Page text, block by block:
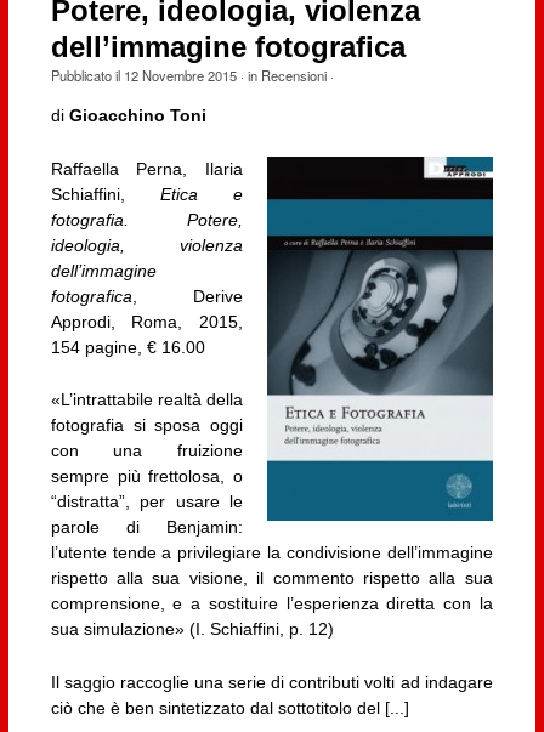
Potere, ideologia, violenza
dell’immagine fotografica
Pubblicato il 12 Novembre 2015· in Recensioni·
di Gioacchino Toni
Raffaella Perna, Ilaria
Schiaffini, Etica e
fotografia. Potere,
ideologia, violenza
dell’immagine
fotografica , Derive
Approdi, Roma, 2015,
154 pagine, € 16.00
«L’intrattabile realtà della
fotografia si sposa oggi
con una fruizione
sempre più frettolosa, o
“distratta”, per usare le
parole di Benjamin:
l’utente tende a privilegiare la condivisione dell’immagine
rispetto alla sua visione, il commento rispetto alla sua
comprensione, e a sostituire l’esperienza diretta con la
sua simulazione» (I. Schiaffini, p. 12)
Il saggio raccoglie una serie di contributi volti ad indagare
ciò che è ben sintetizzato dal sottotitolo del [...]